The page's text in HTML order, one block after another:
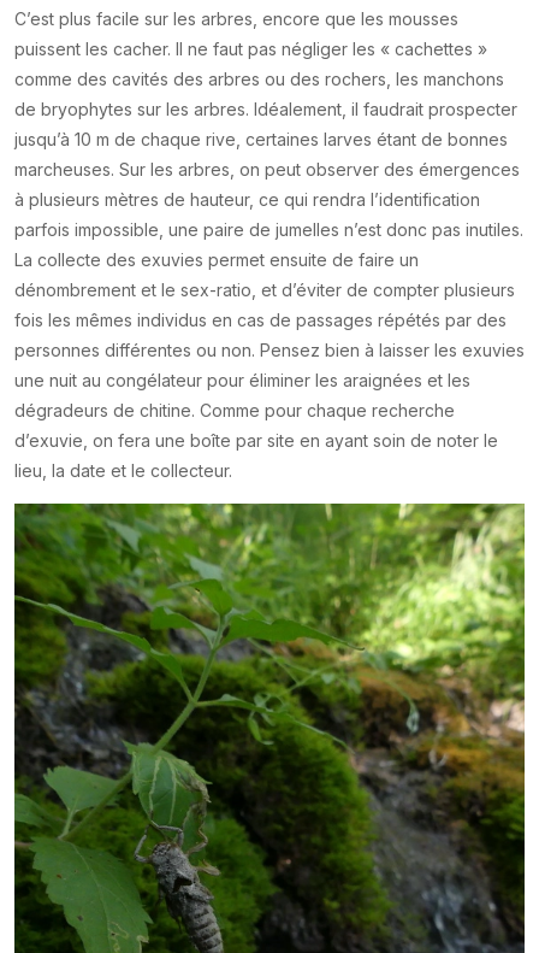
C’est plus facile sur les arbres, encore que les mousses
puissent les cacher. Il ne faut pas négliger les « cachettes »
comme des cavités des arbres ou des rochers, les manchons
de bryophytes sur les arbres. Idéalement, il faudrait prospecter
jusqu’à 10 m de chaque rive, certaines larves étant de bonnes
marcheuses. Sur les arbres, on peut observer des émergences
à plusieurs mètres de hauteur, ce qui rendra l’identification
parfois impossible, une paire de jumelles n’est donc pas inutiles.
La collecte des exuvies permet ensuite de faire un
dénombrement et le sex-ratio, et d’éviter de compter plusieurs
fois les mêmes individus en cas de passages répétés par des
personnes différentes ou non. Pensez bien à laisser les exuvies
une nuit au congélateur pour éliminer les araignées et les
dégradeurs de chitine. Comme pour chaque recherche
d’exuvie, on fera une boîte par site en ayant soin de noter le
lieu, la date et le collecteur.